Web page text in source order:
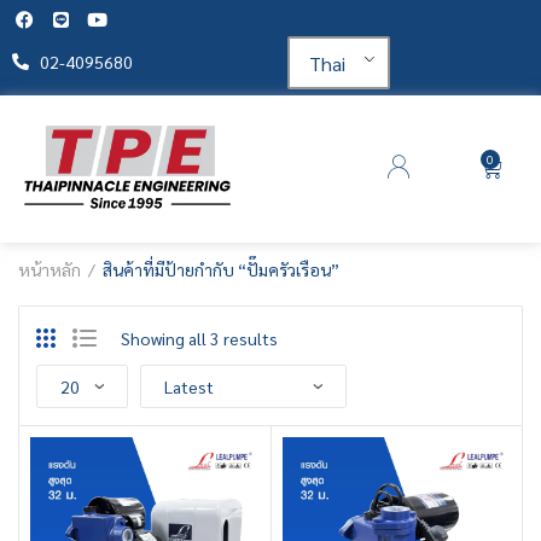
02-4095680 Thai
0
หน้าหลัก สินค้าที่มีป้ายกำกับ “ปั๊มครัวเรือน”
Showing all 3 results